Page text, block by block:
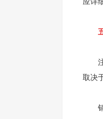
五
注
取决
销